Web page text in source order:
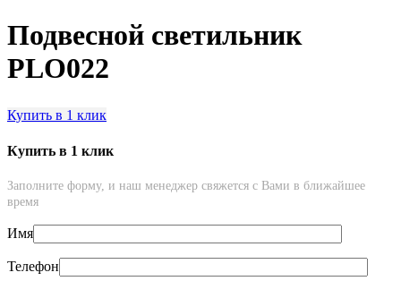
Подвесной светильник
PLO022
Купить в 1 клик
Купить в 1 клик
Заполните форму, и наш менеджер свяжется с Вами в ближайшее
время
Имя
Телефон